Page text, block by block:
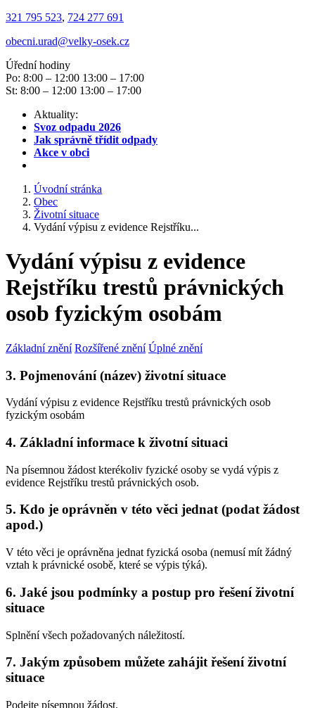
321 795 523, 724 277 691
obecni.urad@velky-osek.cz
Úřední hodiny
Po: 8:00 – 12:00 13:00 – 17:00
St: 8:00 – 12:00 13:00 – 17:00
Aktuality:
Svoz odpadu 2026
Jak správně třídit odpady
Akce v obci
Úvodní stránka
Obec
Životní situace
Vydání výpisu z evidence Rejstříku...
Vydání výpisu z evidence
Rejstříku trestů právnických
osob fyzickým osobám
Základní znění Rozšířené znění Úplné znění
3. Pojmenování (název) životní situace
Vydání výpisu z evidence Rejstříku trestů právnických osob
fyzickým osobám
4. Základní informace k životní situaci
Na písemnou žádost kterékoliv fyzické osoby se vydá výpis z
evidence Rejstříku trestů právnických osob.
5. Kdo je oprávněn v této věci jednat (podat žádost
apod.)
V této věci je oprávněna jednat fyzická osoba (nemusí mít žádný
vztah k právnické osobě, které se výpis týká).
6. Jaké jsou podmínky a postup pro řešení životní
situace
Splnění všech požadovaných náležitostí.
7. Jakým způsobem můžete zahájit řešení životní
situace
Podejte písemnou žádost.